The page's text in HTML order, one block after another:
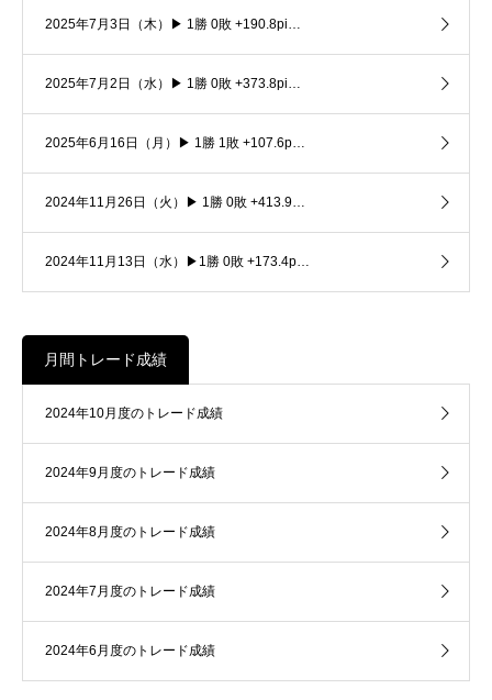
2025年7月3日（木）▶ 1勝 0敗 +190.8pi…
2025年7月2日（水）▶ 1勝 0敗 +373.8pi…
2025年6月16日（月）▶ 1勝 1敗 +107.6p…
2024年11月26日（火）▶ 1勝 0敗 +413.9…
2024年11月13日（水）▶1勝 0敗 +173.4p…
月間トレード成績
2024年10月度のトレード成績
2024年9月度のトレード成績
2024年8月度のトレード成績
2024年7月度のトレード成績
2024年6月度のトレード成績